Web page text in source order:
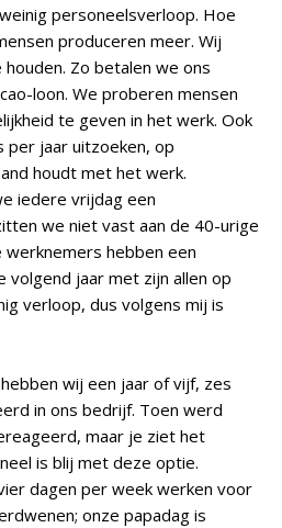
personeelsverloop. Hoe
produceren meer. Wij
Zo betalen we ons
loon. We proberen mensen
te geven in het werk. Ook
per jaar uitzoeken, op
houdt met het werk.
iedere vrijdag een
we niet vast aan de 40-urige
hebben een
volgend jaar met zijn allen op
verloop, dus volgens mij is
wij een jaar of vijf, zes
in ons bedrijf. Toen werd
maar je ziet het
is blij met deze optie.
dagen per week werken voor
onze papadag is